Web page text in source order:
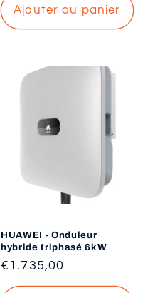
Ajouter au panier
HUAWEI - Onduleur
hybride triphasé 6kW
Prix
habituel
€1.735,00